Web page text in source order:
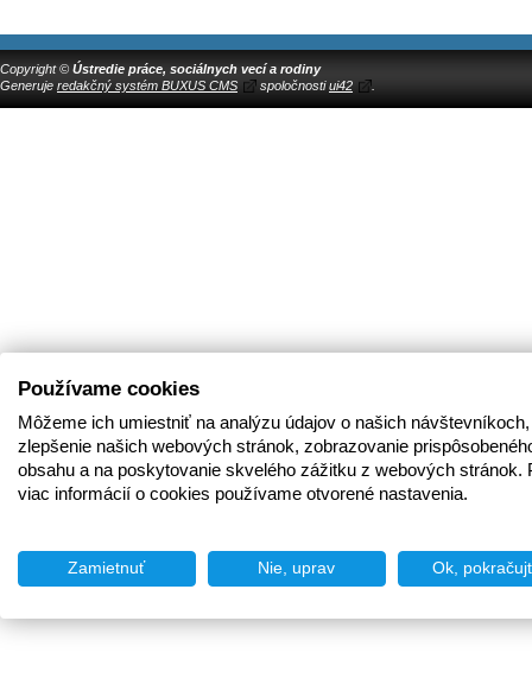
Copyright © Ústredie práce, sociálnych vecí a rodiny
Generuje redakčný systém BUXUS CMS spoločnostiui42
Používame cookies
Môžeme ich umiestniť na analýzu údajov o našich
zlepšenie našich webových stránok, zobrazovanie
obsahu a na poskytovanie skvelého zážitku z webových stránok.
viac informácií o cookies používame otvorené nastavenia.
Zamietnuť Nie, uprav Ok,